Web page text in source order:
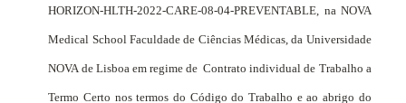
HORIZON-HLTH-2022-CARE-08-04-PREVENTABLE, na NOVA
Medical School Faculdade de Ciências Médicas, da Universidade
NOVA de Lisboa em regime de Contrato individual de Trabalho a
Termo Certo nos termos do Código do Trabalho e ao abrigo do